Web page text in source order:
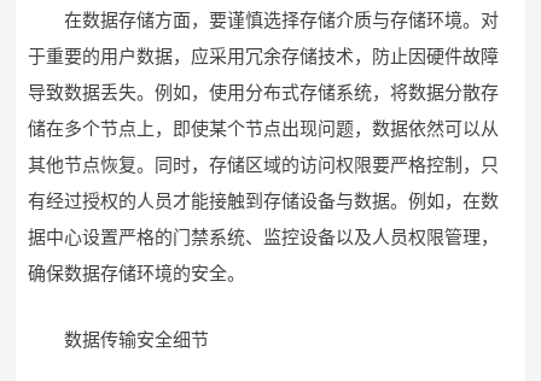
在数据存储方面，要谨慎选择存储介质与存储环境。对
于重要的用户数据，应采用冗余存储技术，防止因硬件故障
导致数据丢失。例如，使用分布式存储系统，将数据分散存
储在多个节点上，即使某个节点出现问题，数据依然可以从
其他节点恢复。同时，存储区域的访问权限要严格控制，只
有经过授权的人员才能接触到存储设备与数据。例如，在数
据中心设置严格的门禁系统、监控设备以及人员权限管理，
确保数据存储环境的安全。
数据传输安全细节